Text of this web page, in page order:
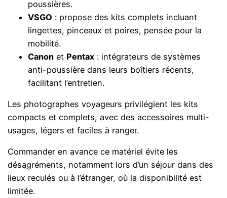
poussières.
VSGO : propose des kits complets incluant
lingettes, pinceaux et poires, pensée pour la
mobilité.
Canon et Pentax : intégrateurs de systèmes
anti-poussière dans leurs boîtiers récents,
facilitant l’entretien.
Les photographes voyageurs privilégient les kits
compacts et complets, avec des accessoires multi-
usages, légers et faciles à ranger.
Commander en avance ce matériel évite les
désagréments, notamment lors d’un séjour dans des
lieux reculés ou à l’étranger, où la disponibilité est
limitée.